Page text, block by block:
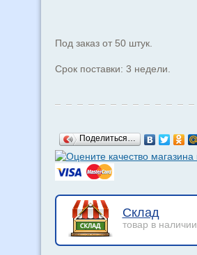
Под заказ от 50 штук.
Срок поставки: 3 недели.
Поделиться…
Склад
товар в наличии